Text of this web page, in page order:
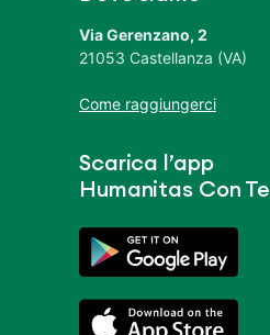
Via Gerenzano, 2
21053 Castellanza (VA)
Come raggiungerci
Scarica l’app
Humanitas Con Te